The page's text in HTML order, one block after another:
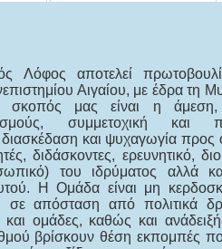
Λόφος αποτελεί
Αιγαίου, με έδρα τη
σκοπός μας είναι η άμεση,
συμμετοχική και
και ψυχαγωγία προς
διδάσκοντες, ερευνητικό,
του ιδρύματος αλλά
Η Ομάδα είναι μη
σε απόσταση από πολιτικά
ομάδες, καθώς και
βρίσκουν θέση εκπομπές